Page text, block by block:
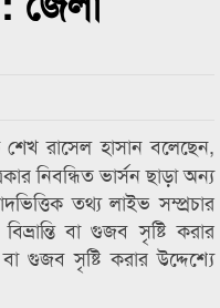
রাসেল হাসান বলেছেন,
নিবন্ধিত ভার্সন ছাড়া অন্য
তথ্য লাইভ সম্প্রচার
বা গুজব সৃষ্টি করার
গুজব সৃষ্টি করার উদ্দেশ্যে